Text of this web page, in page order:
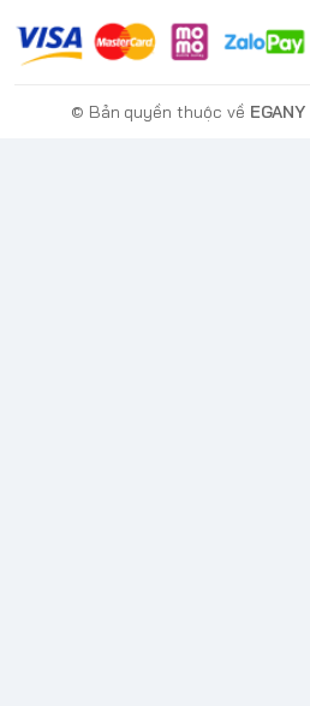
© Bản quyền thuộc về EGANY